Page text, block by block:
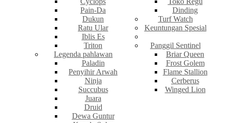
Pain-Da
Dukun
Ratu Ular
Iblis Es
Triton
Legenda pahlawan
Paladin
Penyihir Arwah
Ninja
Succubus
Juara
Druid
Dewa Guntur
Dinding
Turf Watch
Keuntungan Spesial
Panggil Sentinel
Briar Queen
Frost Golem
Flame Stallion
Cerberus
Winged Lion